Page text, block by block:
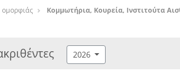
ομορφιάς Κομμωτήρια, Κουρεία, Ινστιτούτα
2026